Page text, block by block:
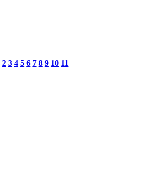
2 3 4 5 6 7 8 9 10 11